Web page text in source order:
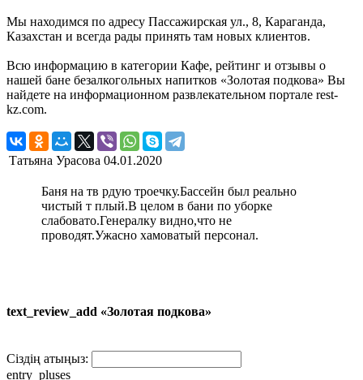
Мы находимся по адресу Пассажирская ул., 8, Караганда,
Казахстан и всегда рады принять там новых клиентов.
Всю информацию в категории Кафе, рейтинг и отзывы о
нашей бане безалкогольных напитков «Золотая подкова» Вы
найдете на информационном развлекательном портале rest-
kz.com.
Татьяна Урасова 04.01.2020
Баня на тв рдую троечку.Бассейн был реально
чистый т плый.В целом в бани по уборке
слабовато.Генералку видно,что не
проводят.Ужасно хамоватый персонал.
text_review_add «Золотая подкова»
Сіздің атыңыз:
entry_pluses